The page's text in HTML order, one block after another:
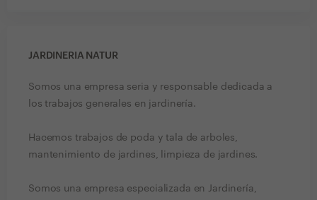
JARDINERIA NATUR
Somos una empresa seria y responsable dedicada a
los trabajos generales en jardinería.
Hacemos trabajos de poda y tala de arboles,
mantenimiento de jardines, limpieza de jardines.
Somos una empresa especializada en Jardinería,